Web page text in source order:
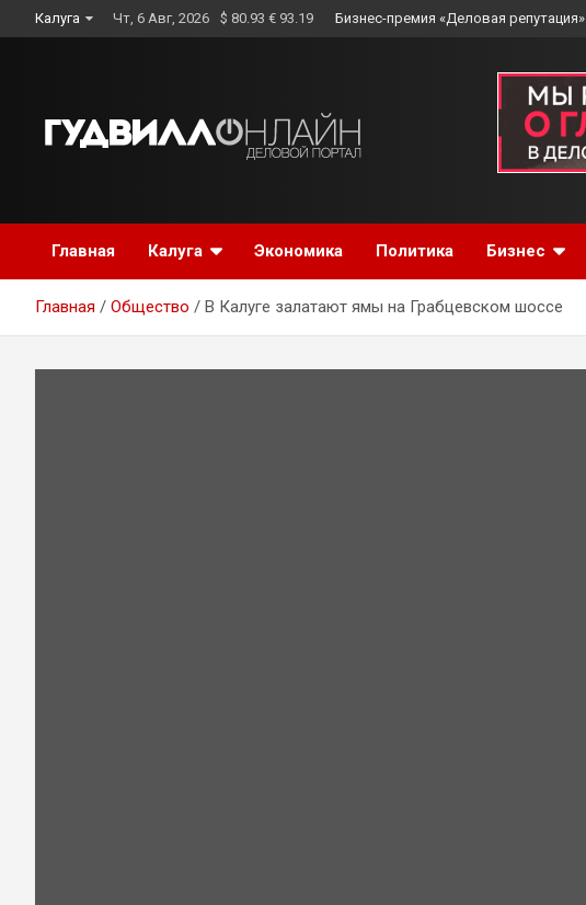
to
Калуга Чт, 6 Авг, 2026 $ 80.93 € 93.19 Бизнес-премия «Деловая репутация»
Главная Калуга Экономика Политика Бизнес
Главная Общество В Калуге залатают ямы на Грабцевском шоссе